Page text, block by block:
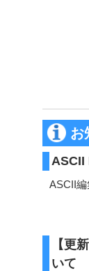
お
ASCII
ASCII編
【更
いて